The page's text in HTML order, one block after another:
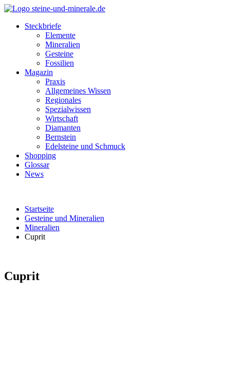
Steckbriefe
Elemente
Mineralien
Gesteine
Fossilien
Magazin
Praxis
Allgemeines Wissen
Regionales
Spezialwissen
Wirtschaft
Diamanten
Bernstein
Edelsteine und Schmuck
Shopping
Glossar
News
Startseite
Gesteine und Mineralien
Mineralien
Cuprit
Cuprit